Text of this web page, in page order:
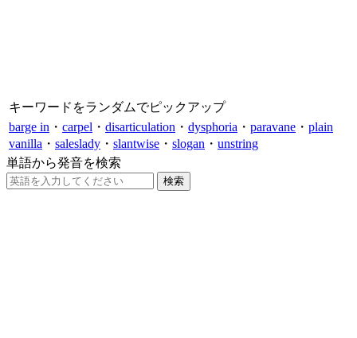
キーワードをランダムでピックアップ
barge in ・ carpel ・ disarticulation ・ dysphoria ・ paravane ・ plain
vanilla ・ saleslady ・ slantwise ・ slogan ・ unstring
単語から発音を検索